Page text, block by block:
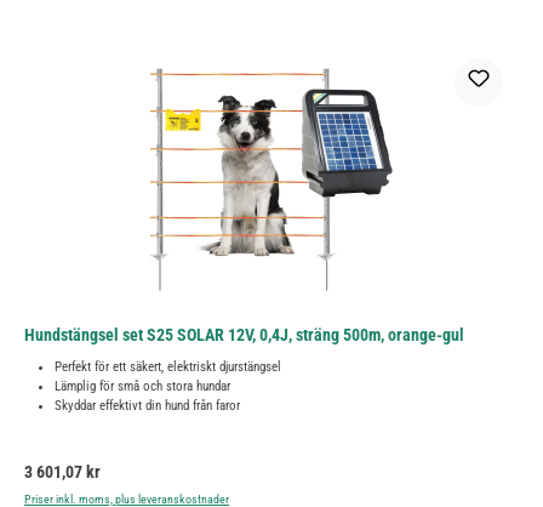
Hundstängsel set S25 SOLAR 12V, 0,4J, sträng 500m, orange-gul
Perfekt för ett säkert, elektriskt djurstängsel
Lämplig för små och stora hundar
Skyddar effektivt din hund från faror
Ordinarie pris:
3 601,07 kr
Priser inkl. moms, plus leveranskostnader